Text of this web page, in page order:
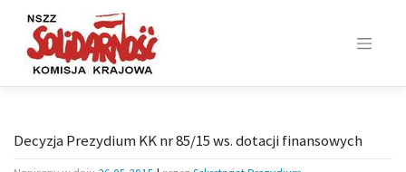
content
Decyzja Prezydium KK nr 85/15 ws. dotacji finansowych